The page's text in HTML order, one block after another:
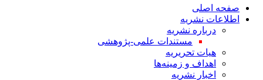
صفحه اصلی
اطلاعات نشریه
درباره نشریه
مستندات علمی-پژوهشی
هیات تحریریه
اهداف و زمینه‌ها
اخبار نشریه